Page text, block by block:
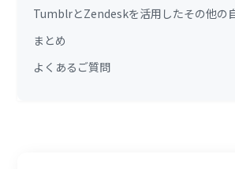
TumblrとZendeskを活用したその他の
まとめ
よくあるご質問